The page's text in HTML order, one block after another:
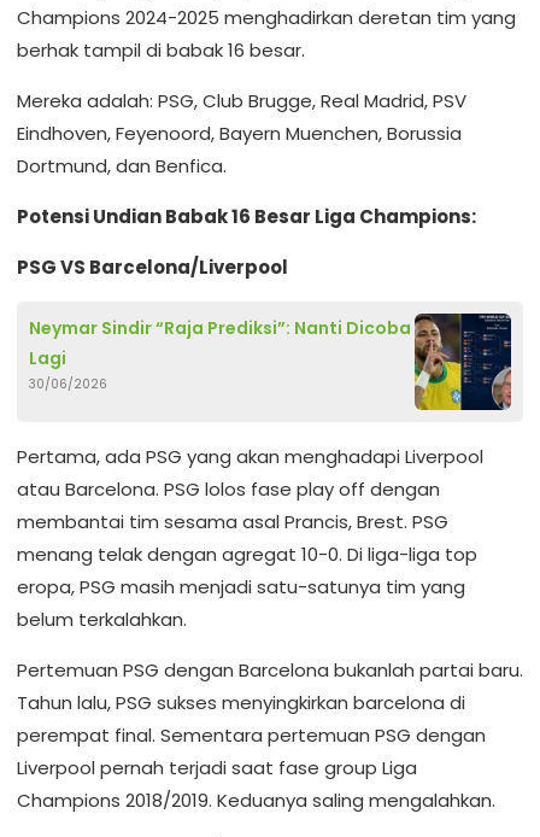
Champions 2024-2025 menghadirkan deretan tim yang
berhak tampil di babak 16 besar.
Mereka adalah: PSG, Club Brugge, Real Madrid, PSV
Eindhoven, Feyenoord, Bayern Muenchen, Borussia
Dortmund, dan Benfica.
Potensi Undian Babak 16 Besar Liga Champions:
PSG VS Barcelona/Liverpool
Neymar Sindir “Raja Prediksi”: Nanti Dicoba
Lagi
30/06/2026
Pertama, ada PSG yang akan menghadapi Liverpool
atau Barcelona. PSG lolos fase play off dengan
membantai tim sesama asal Prancis, Brest. PSG
menang telak dengan agregat 10-0. Di liga-liga top
eropa, PSG masih menjadi satu-satunya tim yang
belum terkalahkan.
Pertemuan PSG dengan Barcelona bukanlah partai baru.
Tahun lalu, PSG sukses menyingkirkan barcelona di
perempat final. Sementara pertemuan PSG dengan
Liverpool pernah terjadi saat fase group Liga
Champions 2018/2019. Keduanya saling mengalahkan.